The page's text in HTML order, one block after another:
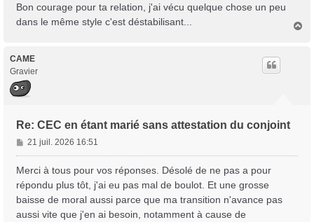
Bon courage pour ta relation, j'ai vécu quelque chose un peu
dans le même style c'est déstabilisant...
CAME
Gravier
Re: CEC en étant marié sans attestation du conjoint
M
e
a
g
e
21 juil. 2026 16:51
Merci à tous pour vos réponses. Désolé de ne pas a pour
répondu plus tôt, j'ai eu pas mal de boulot. Et une grosse
baisse de moral aussi parce que ma transition n'avance pas
aussi vite que j'en ai besoin, notamment à cause de